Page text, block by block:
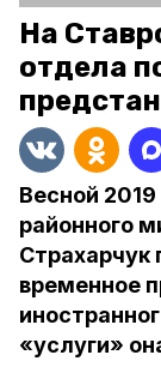
На
отдела
Весной
районного
временное
«услуги»